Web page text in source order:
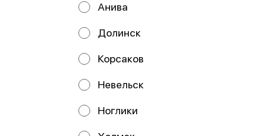
ООО Мегаберезка. ком
693005, Сахалинская область, г. Южно-Сахалинск, ул.
Карпатская, д.9, каб.11 ИНН 6501305928 КПП 650101001
40702810350340004382 ДАЛЬНЕВОСТОЧНЫЙ БАНК
ПАО СБЕРБАНК БИК 040813608 Корр. счёт
Анива
Долинск
Корсаков
Невельск
Ноглики